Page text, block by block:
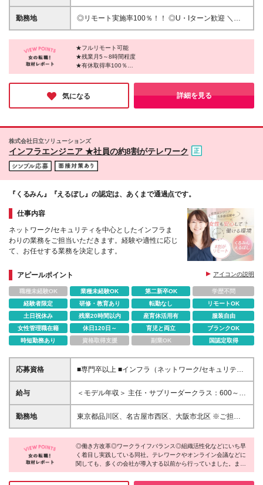
トで働きたい ・単価を知って納得感を持って働きた
い ・家庭もキャリアもどちらも⼤切にしたい ・安⼼
たの⼈⽣に"フィット"できる理由＊ ・案件は100%選
択制 ・約83％がチーム参画 ・直請け・⼀次請けが約
85％ ・⾔語、領域、フェーズも多種多様！ ・ベテラ
ンエリートが多数在籍で安⼼！ ▽こんな"フィット"が
叶います！ ◎家庭重視のタイミング ・フルリモート
で家庭と両⽴ ・体調不良や学校⾏事に合わせたスケ
ジュール調整 ◎⼦育てが少し落ち着いてきた頃 ・興
・マネジメントも挑戦可能！ 働き⽅の枠にとらわれ
ず、 あなたの理想にずっと寄り添っていけるから、
将来も安⼼して働くことができます◎
でも年収550万円以上可！＊ ※経験やスキルに応じて
給与を決定 ※試⽤期間3ヶ⽉（本採⽤時と同条件） ※
ィブなどを含めて、年収550万円以上をお約束しま
す！ 【具体的な例…】 ▼経験1年⽬（単価55万円）
⽉給35.8万円 ※還元率75.4% ▼経験3年⽬（単価75万
インセンティブ制度もあり！ ＼給与シミュレーショ
ンをHPで公開中！ぜひご覧ください／
開拓基準」は社員の理想の⼈⽣を叶えられるか。 ラ
イフスタイルによって望むものが変わっても、 ずっ
と応え続けられる環境です◎ ◇他にも充実の制度
が… ・資格⼿当／資格取得⽀援 ・ガジェット代補助
キルアップにチャレンジできます◎ あなたのライフ
勤務地
◎リモート実施率100％！！ ◎U・Iターン歓迎 ＼＼
案件は100％選択制／／ 代表や経営層の信頼関係をも
とに、 質のいい案件のみに限定。 約83％がチーム参
画なのに加え、 直請け・⼀次請けが約85％だからこ
そ、 スキルアップも年収UPも 安⼼して⽬指せる環境
です♪ ＼＼どんな⼈と働くの？／／ ⼈物重視の採⽤を
している当社は、 "ひとが⾃慢"の会社です♪ 「相⼿の
ため」に⾏動できる⼈ばかりだから、 キャリアやス
キルの相談もしやすい空気感◎ 帰社⽇・強制イベン
★フルリモート可能
★残業月5～8時間程度
★有休取得率100％
「一度でも一緒に働いた人と、長く楽しく働きたい」という代表
の想いが働きやすさに体現されています。「自分のキャリアを本
気で考えてくれている」という社員の方たちの言葉も印象的でし
た。今後は上流案件や直取引案件を増やし、エンジニアにとって
より魅力的で刺激的な環境がアップデートされていく同社で働け
気になる 詳細を見る
株式会社日立ソリューションズ
インフラエンジニア ★社員の約8割がテレワーク
『くるみん』『えるぼし』の認定は、あくまで通過点です。
仕事内容
ネットワーク/セキュリティを中心としたインフラま
わりの業務をご担当いただきます。経験や適性に応じ
て、お任せする業務を決定します。
アピールポイント アイコンの説明
職種未経験OK 業種未経験OK 第二新卒OK
学歴不問
経験者限定
研修・教育あり 転勤なし
リモートOK
土日祝休み
残業20時間以内 産育休活用有
服装自由
女性管理職在籍
休日120日～ 育児と両立
ブランクOK
時短勤務あり
資格取得支援 副業OK 国認定取得
応募資格
■専門卒以上 ■インフラ（ネットワーク/セキュリテ
ィ）設計・構築の実務経験をお持ちの方 ■PL・PMな
どプロジェクトマネジメントの経験をお持ちの方（目
給与
＜モデル年収＞ 主任・サブリーダークラス：600～
930万円＋各種手当 実務担当者クラス：450～600万
円＋各種手当 ＜基本給＞ 月給23万円以上＋各種手当
有給休暇は8日間取得可能となります。その他待遇等
に差異はありません） ※残業代全額支給
勤務地
東京都品川区、名古屋市西区、大阪市北区 ※ご担当い
ただく業務に応じて勤務地を決定します。 ※現在は社
員の約8割がテレワークです。 ■東京勤務…仕事内容
【1】【3】【4】をご担当いただく場合 ■名古屋もし
くは大阪勤務…仕事内容【2】をご担当いただく場合
＜詳細住所＞ 東京都品川区東品川4-12-7 日立ソリュ
ーションズタワー 名古屋市西区牛島町6-1 名古屋ルー
◎働き方改革◎ワークライフバランス◎組織活性化などにいち早
く着目し実践している同社。テレワークやオンライン会議などに
関しても、多くの会社が導入する以前から行っていました。ま
た、大企業でありながら経営層と直接話す機会もあり、2021年度
には経営層含む7名前後の社員による少人数ミーティングを25回